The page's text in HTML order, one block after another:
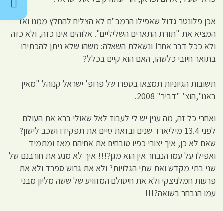
אכן פלונטר גדול שאפילו הרמב"ם לא הצליח להחלץ ממנו ואז
המציא את "תורת התארים השליליים". אלוהים אינו כזה, ולא כזה
ולא ככל דבר אחר! ונשאלת השאלה: משהו שלא ניתן להכתירו
בתואר חיובי כלשהו, האם הוא קיים בכלל?
תשובות הגיוניות תמצאו בספרו של פרופ' ישראל קנוהל "מאין
באנו",הוצ' "דביר" 2008.
ואחרי כל זה, מה ענין יש לי לעבוד לאל שאולי ברא את העולם
לפני 13.4 מיליארד שנים ובזאת סיים את תפקידו ושכב לישון?
שאם לא כן, איך יצורי כפיו טובחים את אחיהם מאז ומתמיד
ואפילו על עמו הנבחר אין הוא מגן?!!! איך לא מנע את חורבנם של
שני בתי מקדש ואת שתי הגלויות? ולא את גרוש ספרד ולא את
פרעות חמלניצקי ולא את חיסולם המזוויע של ששה מליון מבני
עמו הנבחר בשואה?!!!